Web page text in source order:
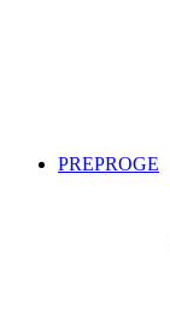
PREPROGE